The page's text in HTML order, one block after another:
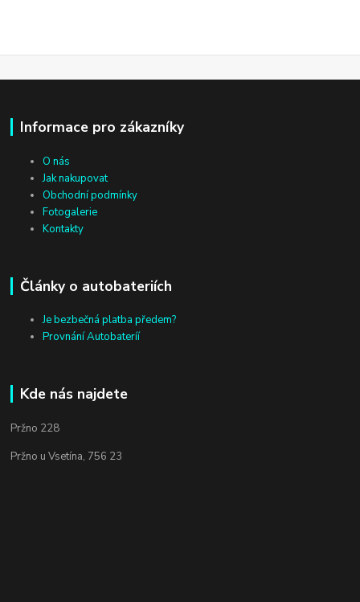
Informace pro zákazníky
O nás
Jak nakupovat
Obchodní podmínky
Fotogalerie
Kontakty
Články o autobateriích
Je bezbečná platba předem?
Provnání Autobateríí
Kde nás najdete
Pržno 228
Pržno u Vsetína, 756 23